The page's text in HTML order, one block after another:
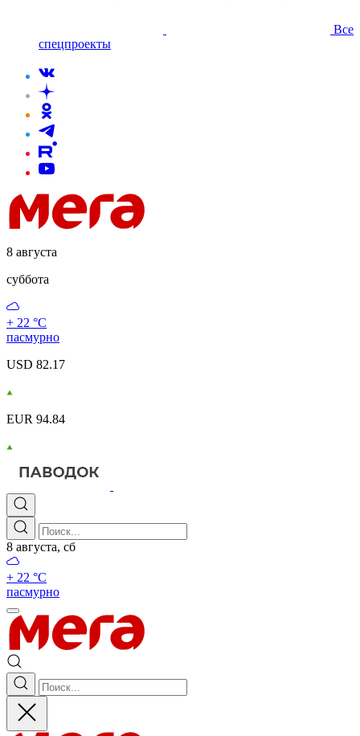
Все
спецпроекты
8 августа
суббота
+ 22 °С
пасмурно
USD 82.17
EUR 94.84
8 августа, сб
+ 22 °С
пасмурно